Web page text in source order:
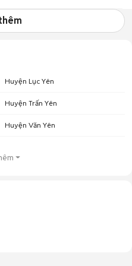
Huyện Lục Yên
Huyện Trấn Yên
Huyện Văn Yên